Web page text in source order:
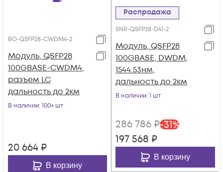
BO-QSFP28-CWDM4-2
Модуль, QSFP28
100GBASE-CWDM4,
разъем LC
дальность до 2км
В наличии: 100+ шт
20 664 ₽
В корзину
Распродажа
SNR-QSFP28-D41-2
Модуль, QSFP28
100GBASE, DWDM,
1544.53нм,
дальность до 2км
В наличии: 1 шт
286 786 ₽-31%
197 568 ₽
В корзину